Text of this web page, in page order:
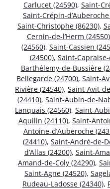
Carlucet (24590), Saint-
Saint-Crépin-
Saint-Christophe (86230),
Cernin-de-l’Herm (24550)
(24560), Saint-Cassien
(24500), Saint-
Barthélemy-de-Bussière
Bellegarde (24700), Saint-
Rivière (24540), Saint-Avit-
(24410), Saint-Aubin-de-
Lanquais (24560), Saint-
Aquilin (24110), Saint-
Antoine-d’Auberoche
(24410), Saint-André-de-
d’Allas (24200), Saint-
Amand-de-Coly (24290),
Saint-Agne (24520),
Rudeau-Ladosse (24340),